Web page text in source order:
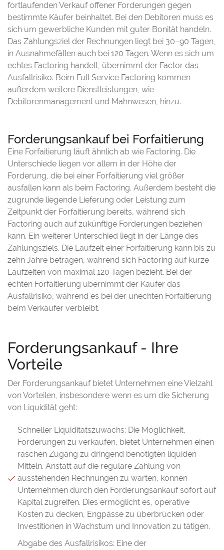
fortlaufenden Verkauf offener Forderungen gegen
bestimmte Käufer beinhaltet. Bei den Debitoren muss es
sich um gewerbliche Kunden mit guter Bonität handeln.
Das Zahlungsziel der Rechnungen liegt bei 30–90 Tagen,
in Ausnahmefällen auch bei 120 Tagen. Wenn es sich um
echtes Factoring handelt, übernimmt der Factor das
Ausfallrisiko. Beim Full Service Factoring kommen
außerdem weitere Dienstleistungen, wie
Debitorenmanagement und Mahnwesen, hinzu.
Forderungsankauf bei Forfaitierung
Eine Forfaitierung läuft ähnlich ab wie Factoring. Die
Unterschiede liegen vor allem in der Höhe der
Forderung, die bei einer Forfaitierung viel größer
ausfallen kann als beim Factoring. Außerdem besteht die
zugrunde liegende Lieferung oder Leistung zum
Zeitpunkt der Forfaitierung bereits, während sich
Factoring auch auf zukünftige Forderungen beziehen
kann. Ein weiterer Unterschied liegt in der Länge des
Zahlungsziels. Die Laufzeit einer Forfaitierung kann bis zu
zehn Jahre betragen, während sich Factoring auf kurze
Laufzeiten von maximal 120 Tagen bezieht. Bei der
echten Forfaitierung übernimmt der Käufer das
Ausfallrisiko, während es bei der unechten Forfaitierung
beim Verkäufer verbleibt.
Forderungsankauf - Ihre
Vorteile
Der Forderungsankauf bietet Unternehmen eine Vielzahl
von Vorteilen, insbesondere wenn es um die Sicherung
von Liquidität geht:
Schneller Liquiditätszuwachs: Die Möglichkeit,
Forderungen zu verkaufen, bietet Unternehmen einen
raschen Zugang zu dringend benötigten liquiden
Mitteln. Anstatt auf die reguläre Zahlung von
ausstehenden Rechnungen zu warten, können
Unternehmen durch den Forderungsankauf sofort auf
Kapital zugreifen. Dies ermöglicht es, operative
Kosten zu decken, Engpässe zu überbrücken oder
Investitionen in Wachstum und Innovation zu tätigen.
Abgabe des Ausfallrisikos: Eine der